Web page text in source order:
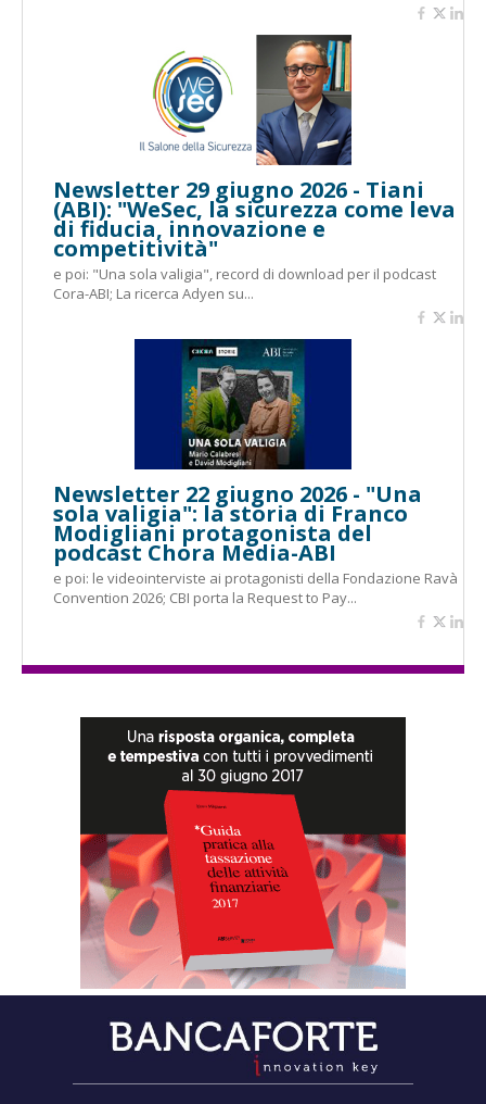
Newsletter 29 giugno 2026 - Tiani
(ABI): "WeSec, la sicurezza come leva
di fiducia, innovazione e
competitività"
e poi: "Una sola valigia", record di download per il podcast
Cora-ABI; La ricerca Adyen su...
Newsletter 22 giugno 2026 - "Una
sola valigia": la storia di Franco
Modigliani protagonista del
podcast Chora Media-ABI
e poi: le videointerviste ai protagonisti della Fondazione Ravà
Convention 2026; CBI porta la Request to Pay...